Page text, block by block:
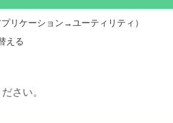
リケーション→ユーティリティ）
える
さい。